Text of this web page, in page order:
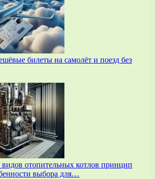
билеты на самолёт и поезд без
видов отопительных котлов принцип
выбора для…